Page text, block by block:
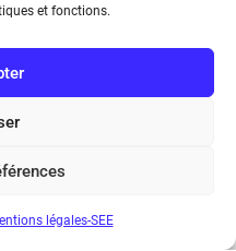
et fonctions.
légales-SEE
par laxisme
injecter chaque année
l’endettement public,
servi à acheter des